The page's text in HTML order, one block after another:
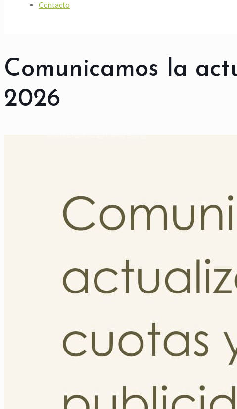
Contacto
Comunicamos la
2026